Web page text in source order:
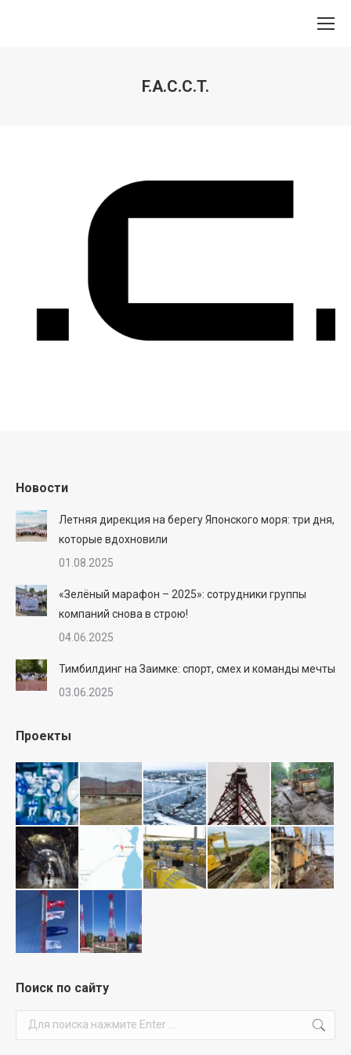
F.A.C.C.T.
Новости
Летняя дирекция на берегу Японского моря: три дня,
которые вдохновили
01.08.2025
«Зелёный марафон – 2025»: сотрудники группы
компаний снова в строю!
04.06.2025
Тимбилдинг на Заимке: спорт, смех и команды мечты
03.06.2025
Проекты
Поиск по сайту
Поиск: